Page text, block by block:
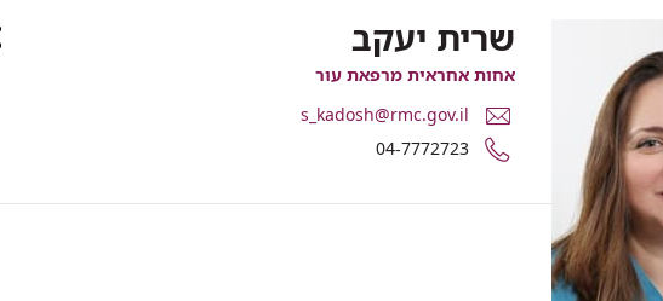
שרית יעקב
אחות אחראית מרפאת עור
דואר
אלקטרוני
שרית
s_kadosh@rmc.gov.il
מספר
04-7772723